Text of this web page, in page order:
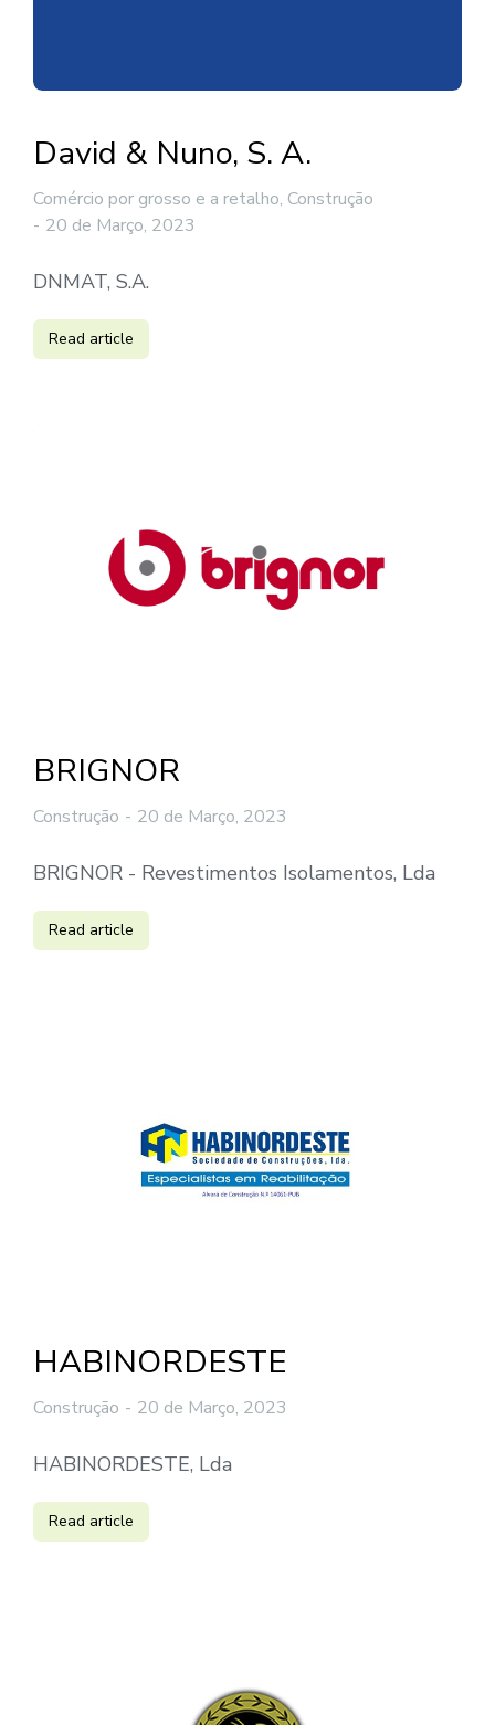
David & Nuno, S. A.
Comércio por grosso e a retalho, Construção
20 de Março, 2023
DNMAT, S.A.
Read article
BRIGNOR
Construção 20 de Março, 2023
BRIGNOR - Revestimentos Isolamentos, Lda
Read article
HABINORDESTE
Construção 20 de Março, 2023
HABINORDESTE, Lda
Read article